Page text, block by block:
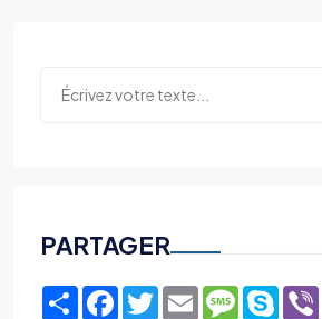
PARTAGER
ShareFacebook
TwitterEmailMessage
Skype